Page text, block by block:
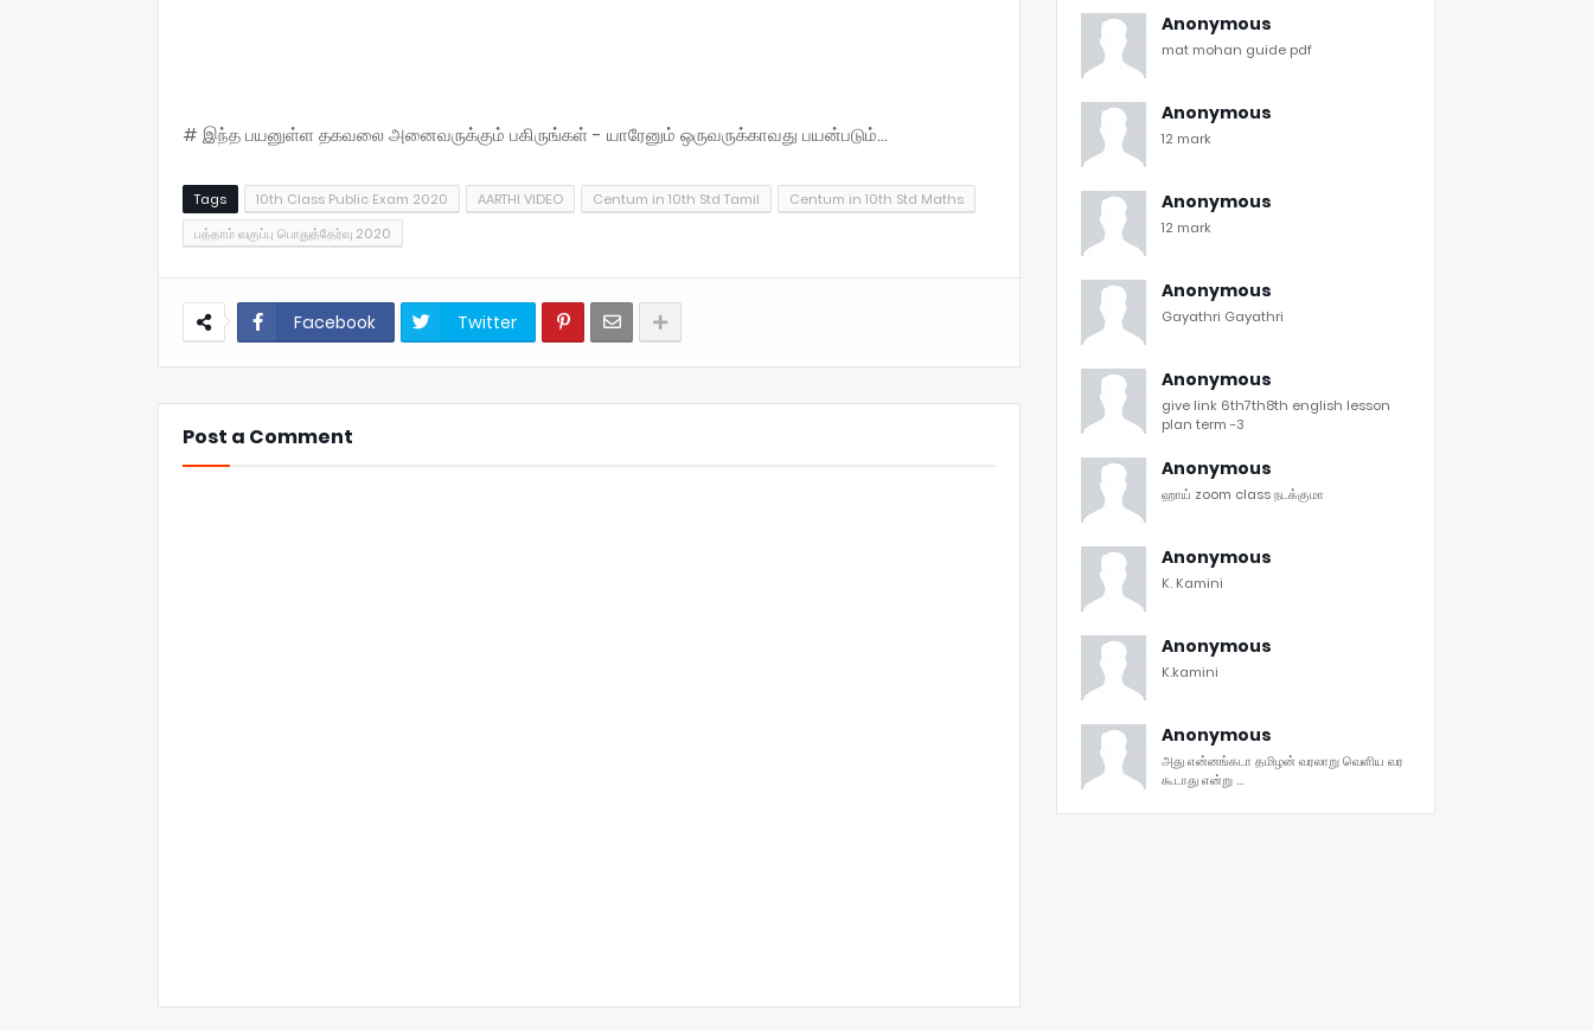
# இந்த பயனுள்ள தகவலை அனைவருக்கும் பகிருங்கள் - யாரேனும் ஒருவருக்காவது பயன்படும்...
Tags 10th Class Public Exam 2020 AARTHI VIDEO Centum in 10th Std Tamil
Centum in 10th Std Maths
பத்தாம் வகுப்பு பொதுத்தேர்வு 2020
Facebook Twitter
Post a Comment
Anonymous
mat mohan guide pdf
Anonymous
12 mark
Anonymous
12 mark
Anonymous
Gayathri Gayathri
Anonymous
give link 6th7th8th english lesson
plan term -3
Anonymous
ஹாய் zoom class நடக்குமா
Anonymous
K. Kamini
Anonymous
K.kamini
Anonymous
அது என்னங்கடா தமிழன் வரலாறு வெளிய வர
கூடாது என்று ...